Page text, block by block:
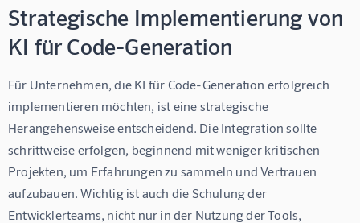
Strategische Implementierung von
KI für Code-Generation
Für Unternehmen, die KI für Code-Generation erfolgreich
implementieren möchten, ist eine strategische
Herangehensweise entscheidend. Die Integration sollte
schrittweise erfolgen, beginnend mit weniger kritischen
Projekten, um Erfahrungen zu sammeln und Vertrauen
aufzubauen. Wichtig ist auch die Schulung der
Entwicklerteams, nicht nur in der Nutzung der Tools,